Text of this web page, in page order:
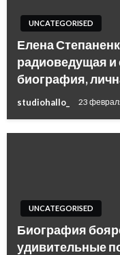
UNCATEGORISED
Елена
радиоведущая и
биография,
studiohallo_ 23
UNCATEGORISED
Биография
удивительные